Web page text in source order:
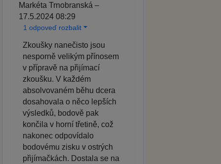
Markéta Trnobranská –
17.5.2024 08:29
1 odpoveď rozbalit
Zkoušky nanečisto jsou
nesporně velikým přínosem
v přípravě na přijímací
zkoušku. V každém
absolvovaném běhu dcera
dosahovala o něco lepších
výsledků, bodově pak
končila v horní třetině, což
nakonec odpovídalo
bodovému zisku v ostrých
přijímačkách. Dostala se na